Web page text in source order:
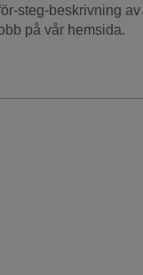
steg-beskrivning av
på vår hemsida.